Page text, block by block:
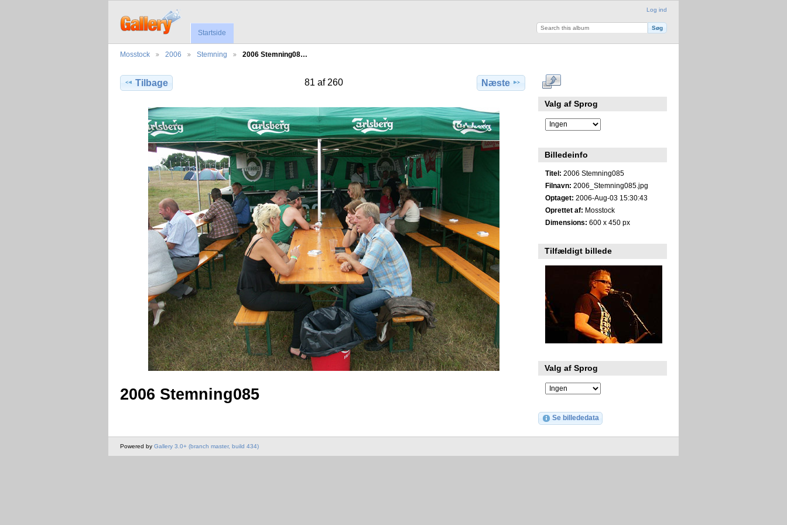
Log ind
Startside
Mosstock 2006 Stemning 2006 Stemning08…
Tilbage 81 af 260 Næste
2006 Stemning085
Valg af Sprog
Billedeinfo
Titel: 2006 Stemning085
Filnavn: 2006_Stemning085.jpg
Optaget: 2006-Aug-03 15:30:43
Oprettet af: Mosstock
Dimensions: 600 x 450 px
Tilfældigt billede
Valg af Sprog
Se billededata
Powered by Gallery 3.0+ (branch master, build 434)